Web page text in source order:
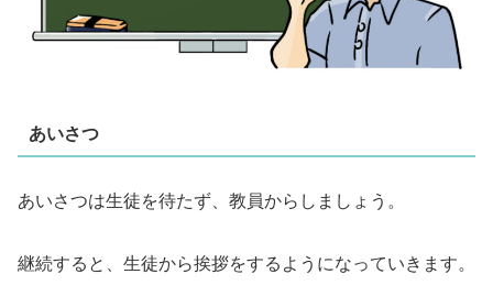
あいさつ
あいさつは生徒を待たず、教員からしましょう。
継続すると、生徒から挨拶をするようになっていきます。